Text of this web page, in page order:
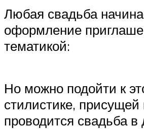
Любая свадьба
оформление
тематикой:
Но можно подойти к
стилистике,
проводится свадьба в